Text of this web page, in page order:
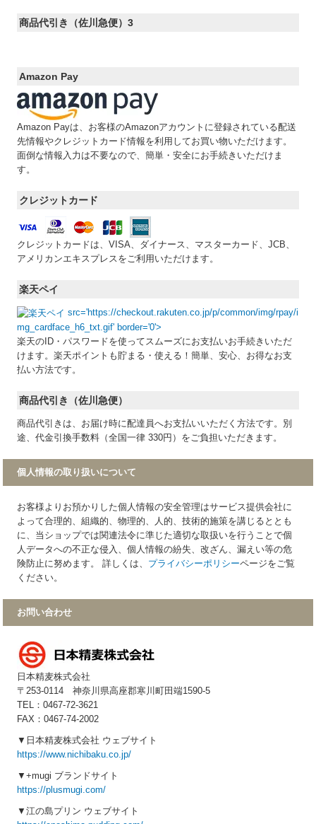
商品代引き（佐川急便）3
Amazon Pay
Amazon Payは、お客様のAmazonアカウントに登録されている配送
先情報やクレジットカード情報を利用してお買い物いただけます。
面倒な情報入力は不要なので、簡単・安全にお手続きいただけま
す。
クレジットカード
クレジットカードは、VISA、ダイナース、マスターカード、JCB、
アメリカンエキスプレスをご利用いただけます。
楽天ペイ
src='https://checkout.rakuten.co.jp/p/common/img/rpay/i
mg_cardface_h6_txt.gif' border='0'>
楽天のID・パスワードを使ってスムーズにお支払いお手続きいただ
けます。楽天ポイントも貯まる・使える！簡単、安心、お得なお支
払い方法です。
商品代引き（佐川急便）
商品代引きは、お届け時に配達員へお支払いいただく方法です。別
途、代金引換手数料（全国一律 330円）をご負担いただきます。
個人情報の取り扱いについて
お客様よりお預かりした個人情報の安全管理はサービス提供会社に
よって合理的、組織的、物理的、人的、技術的施策を講じるととも
に、当ショップでは関連法令に準じた適切な取扱いを行うことで個
人データへの不正な侵入、個人情報の紛失、改ざん、漏えい等の危
険防止に努めます。 詳しくは、 プライバシーポリシーページをご覧
ください。
お問い合わせ
日本精麦株式会社
〒253-0114 神奈川県高座郡寒川町田端1590-5
TEL：0467-72-3621
FAX：0467-74-2002
▼日本精麦株式会社 ウェブサイト
https://www.nichibaku.co.jp/
▼+mugi ブランドサイト
https://plusmugi.com/
▼江の島プリン ウェブサイト